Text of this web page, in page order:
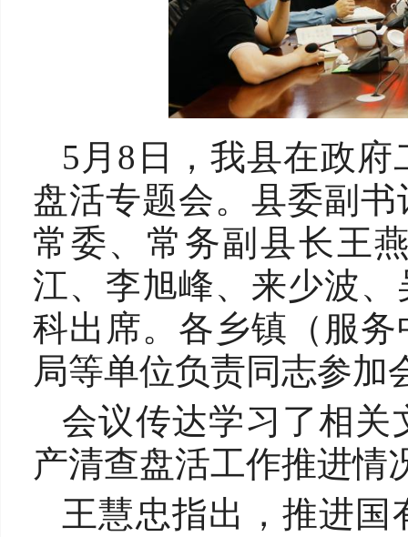
5月8日，我县在政
盘活专题会。县委副
常委、常务副县长王
江、李旭峰、来少波
科出席。各乡镇（服
局等单位负责同志参加
会议传达学习了相关
产清查盘活工作推进
王慧忠指出，推进